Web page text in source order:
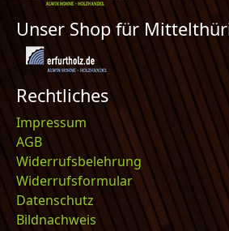
Unser Shop für
Rechtliches
Impressum
AGB
Widerrufsbelehrung
Widerrufsformular
Datenschutz
Bildnachweis